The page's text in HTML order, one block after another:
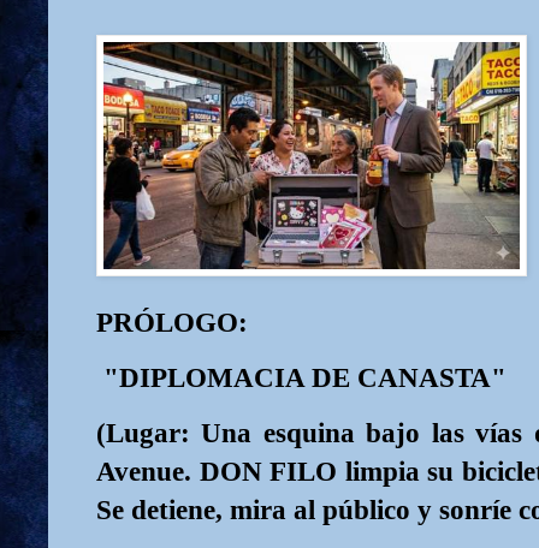
PRÓLOGO:
"DIPLOMACIA DE CANASTA"
(Lugar: Una esquina bajo las vías
Avenue. DON FILO limpia su
Se detiene, mira al público y sonríe